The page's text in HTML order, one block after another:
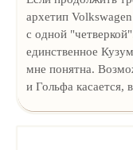
архетип
с одной
единственное
мне понятна.
и Гольфа касается,